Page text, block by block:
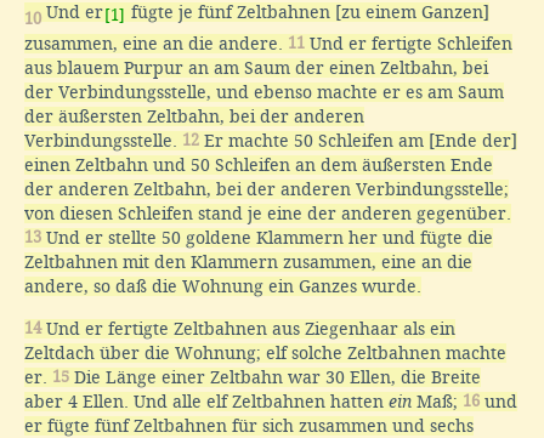
10 Und er[1] fügte je fünf Zeltbahnen [zu einem Ganzen]
zusammen, eine an die andere. 11 Und er fertigte Schleifen
aus blauem Purpur an am Saum der einen Zeltbahn, bei
der Verbindungsstelle, und ebenso machte er es am Saum
der äußersten Zeltbahn, bei der anderen
Verbindungsstelle. 12 Er machte 50 Schleifen am [Ende der]
einen Zeltbahn und 50 Schleifen an dem äußersten Ende
der anderen Zeltbahn, bei der anderen Verbindungsstelle;
von diesen Schleifen stand je eine der anderen gegenüber.
13 Und er stellte 50 goldene Klammern her und fügte die
Zeltbahnen mit den Klammern zusammen, eine an die
andere, so daß die Wohnung ein Ganzes wurde.
14Und er fertigte Zeltbahnen aus Ziegenhaar als ein
Zeltdach über die Wohnung; elf solche Zeltbahnen machte
er. 15 Die Länge einer Zeltbahn war 30 Ellen, die Breite
aber 4 Ellen. Und alle elf Zeltbahnen hatten ein Maß; 16 und
er fügte fünf Zeltbahnen für sich zusammen und sechs